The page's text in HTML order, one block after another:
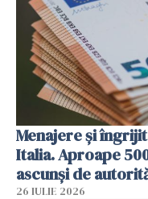
Menajere și
Italia. Aproape
ascunși de
26 IULIE 2026